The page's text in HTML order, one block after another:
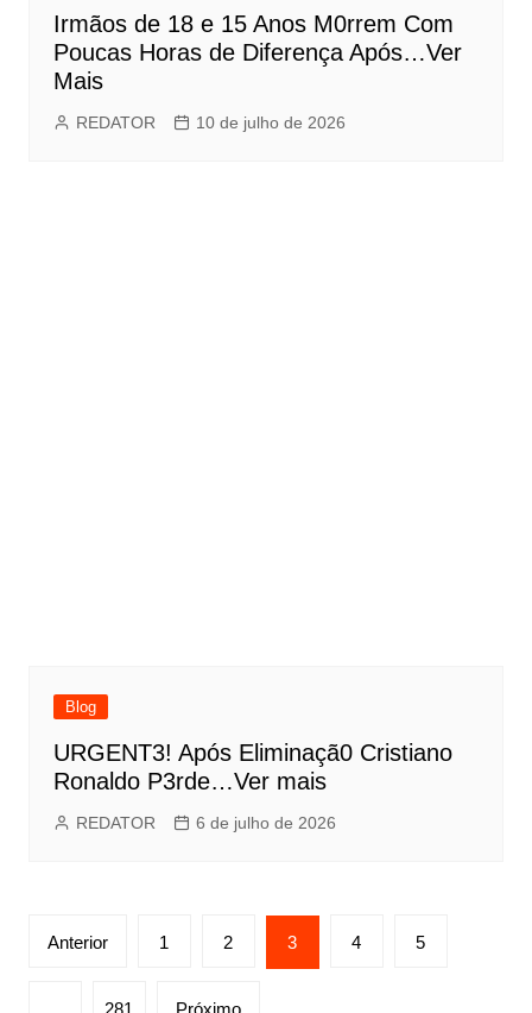
Irmãos de 18 e 15 Anos M0rrem Com
Poucas Horas de Diferença Após…Ver
Mais
REDATOR 10 de julho de 2026
Blog
URGENT3! Após Eliminaçã0 Cristiano
Ronaldo P3rde…Ver mais
REDATOR 6 de julho de 2026
Paginação
Anterior 1 2 3 4 5
281 Próximo